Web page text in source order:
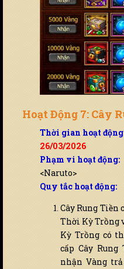
Hoạt Động 7: Cây
Thời gian hoạt
26/03/2026
Phạm vi hoạt động:
<Naruto>
Quy tắc hoạt động:
Cây Rung
Thời Kỳ Trồng
Kỳ Trồng có
cấp Cây
nhận Vàng